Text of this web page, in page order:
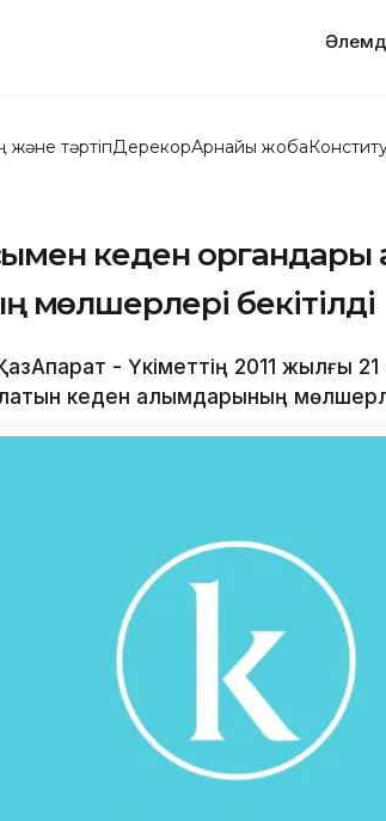
және тәртіпДерекқорАрнайы жоба
кеден
бекітілді
- Үкіметтің 2011 жылғы
кеден алымдарының